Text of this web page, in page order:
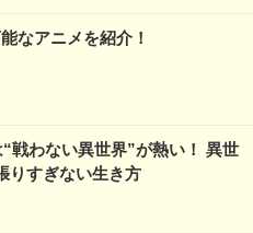
なアニメを紹介！
戦わない異世界”が熱い！ 異世
りすぎない生き方